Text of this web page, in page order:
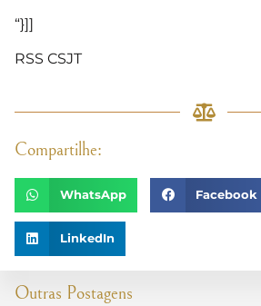
Outras Postagens
“}]]
RSS CSJT
Compartilhe:
WhatsApp Facebook
LinkedIn